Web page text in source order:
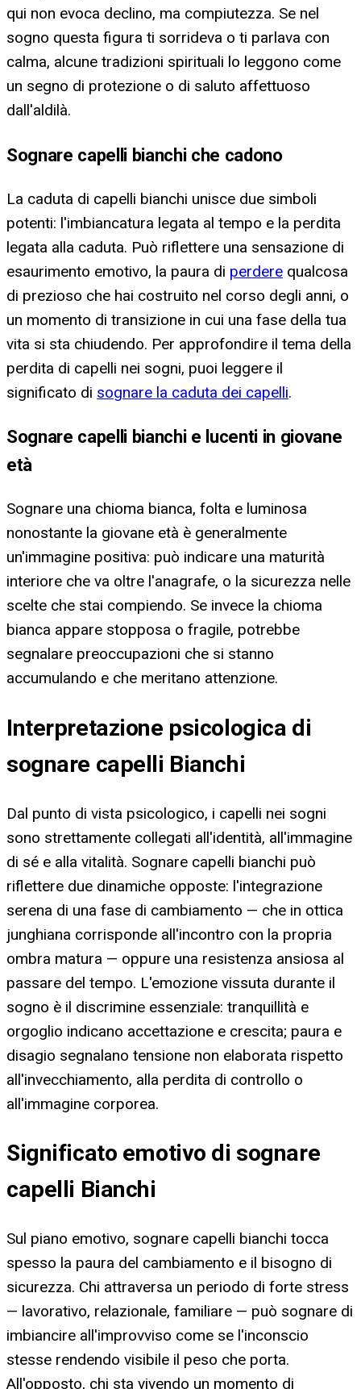
qui non evoca declino, ma compiutezza. Se nel
sogno questa figura ti sorrideva o ti parlava con
calma, alcune tradizioni spirituali lo leggono come
un segno di protezione o di saluto affettuoso
dall'aldilà.
Sognare capelli bianchi che cadono
La caduta di capelli bianchi unisce due simboli
potenti: l'imbiancatura legata al tempo e la perdita
legata alla caduta. Può riflettere una sensazione di
esaurimento emotivo, la paura di perdere qualcosa
di prezioso che hai costruito nel corso degli anni, o
un momento di transizione in cui una fase della tua
vita si sta chiudendo. Per approfondire il tema della
perdita di capelli nei sogni, puoi leggere il
significato di sognare la caduta dei capelli.
Sognare capelli bianchi e lucenti in giovane
età
Sognare una chioma bianca, folta e luminosa
nonostante la giovane età è generalmente
un'immagine positiva: può indicare una maturità
interiore che va oltre l'anagrafe, o la sicurezza nelle
scelte che stai compiendo. Se invece la chioma
bianca appare stopposa o fragile, potrebbe
segnalare preoccupazioni che si stanno
accumulando e che meritano attenzione.
Interpretazione psicologica di
sognare capelli Bianchi
Dal punto di vista psicologico, i capelli nei sogni
sono strettamente collegati all'identità, all'immagine
di sé e alla vitalità. Sognare capelli bianchi può
riflettere due dinamiche opposte: l'integrazione
serena di una fase di cambiamento — che in ottica
junghiana corrisponde all'incontro con la propria
ombra matura — oppure una resistenza ansiosa al
passare del tempo. L'emozione vissuta durante il
sogno è il discrimine essenziale: tranquillità e
orgoglio indicano accettazione e crescita; paura e
disagio segnalano tensione non elaborata rispetto
all'invecchiamento, alla perdita di controllo o
all'immagine corporea.
Significato emotivo di sognare
capelli Bianchi
Sul piano emotivo, sognare capelli bianchi tocca
spesso la paura del cambiamento e il bisogno di
sicurezza. Chi attraversa un periodo di forte stress
— lavorativo, relazionale, familiare — può sognare di
imbiancire all'improvviso come se l'inconscio
stesse rendendo visibile il peso che porta.
All'opposto, chi sta vivendo un momento di